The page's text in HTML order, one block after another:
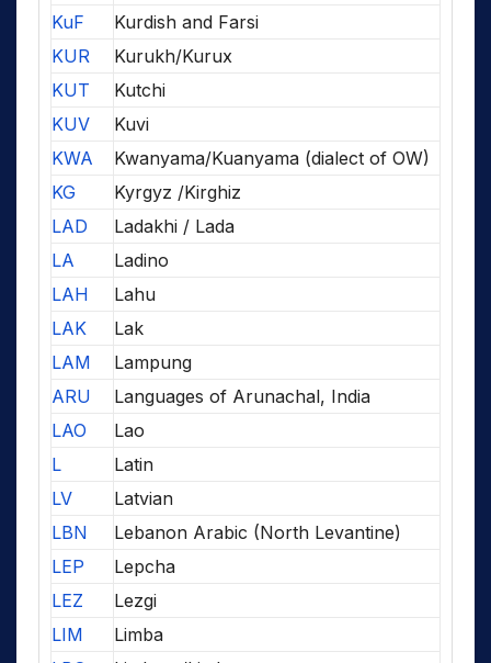
KuF
Kurdish and Farsi
KUR
Kurukh/Kurux
KUT
Kutchi
KUV
Kuvi
KWA
Kwanyama/Kuanyama (dialect of OW)
KG
Kyrgyz /Kirghiz
LAD
Ladakhi / Lada
LA
Ladino
LAH
Lahu
LAK
Lak
LAM
Lampung
ARU
Languages of Arunachal, India
LAO
Lao
L
Latin
LV
Latvian
LBN
Lebanon Arabic (North Levantine)
LEP
Lepcha
LEZ
Lezgi
LIM
Limba